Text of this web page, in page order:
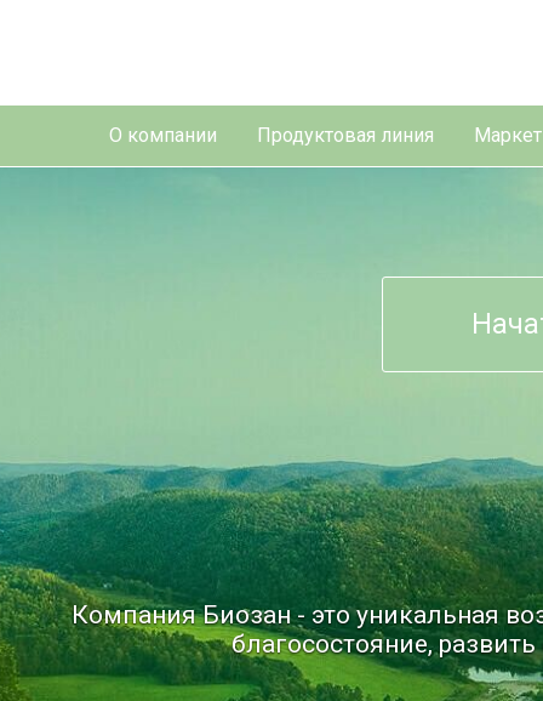
О компании Продуктовая линия
Компания Биозан - это уникальная
благосостояние,